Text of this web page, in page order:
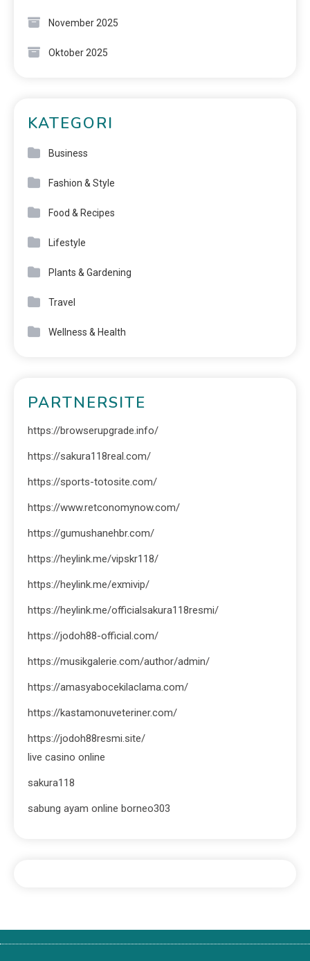
November 2025
Oktober 2025
KATEGORI
Business
Fashion & Style
Food & Recipes
Lifestyle
Plants & Gardening
Travel
Wellness & Health
PARTNERSITE
https://browserupgrade.info/
https://sakura118real.com/
https://sports-totosite.com/
https://www.retconomynow.com/
https://gumushanehbr.com/
https://heylink.me/vipskr118/
https://heylink.me/exmivip/
https://heylink.me/officialsakura118resmi/
https://jodoh88-official.com/
https://musikgalerie.com/author/admin/
https://amasyabocekilaclama.com/
https://kastamonuveteriner.com/
https://jodoh88resmi.site/
live casino online
sakura118
sabung ayam online borneo303